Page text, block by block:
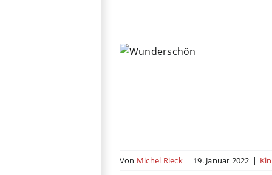
Von Michel Rieck | 19. Januar 2022 |